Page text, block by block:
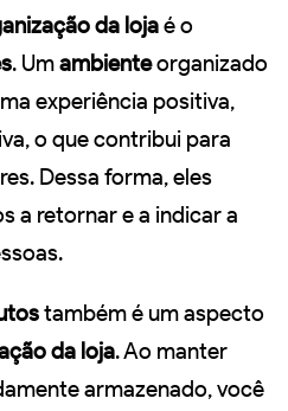
da lojaé o
. Umambienteorganizado
experiência positiva,
o que contribui para
Dessa forma, eles
a retornar e a indicar a
também é um aspecto
da loja. Ao manter
armazenado, você